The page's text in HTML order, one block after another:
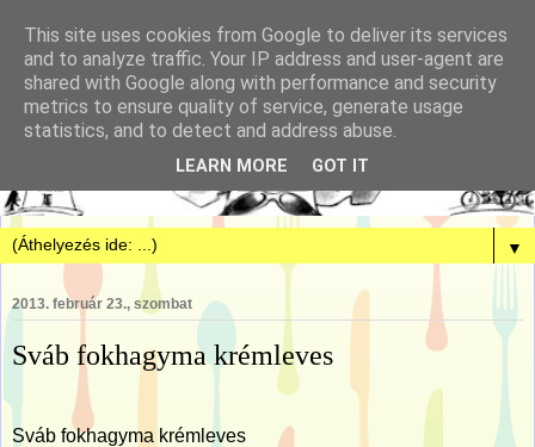
▼
2013. február 23., szombat
Sváb fokhagyma krémleves
Sváb fokhagyma krémleves
This site uses cookies from Google to deliver its services
and to analyze traffic. Your IP address and user-agent are
shared with Google along with performance and security
metrics to ensure quality of service, generate usage
statistics, and to detect and address abuse.
LEARN MORE GOT IT